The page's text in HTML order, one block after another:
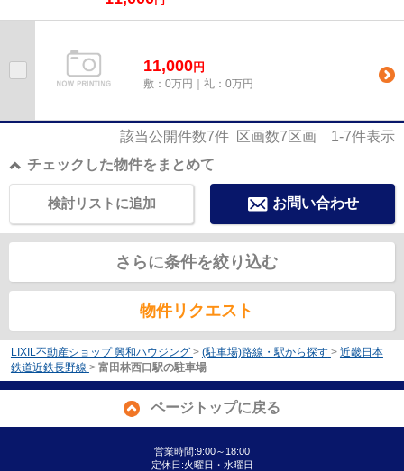
11,000円
敷：0万円｜礼：0万円
該当公開件数7件 区画数7区画 1-7件表示
チェックした物件をまとめて
お問い合わせ
検討リストに追加
さらに条件を絞り込む
物件リクエスト
LIXIL不動産ショップ 興和ハウジング > (駐車場)路線・駅から探す > 近畿日本
鉄道近鉄長野線 > 富田林西口駅の駐車場
ページトップに戻る
営業時間:9:00～18:00
定休日:火曜日・水曜日